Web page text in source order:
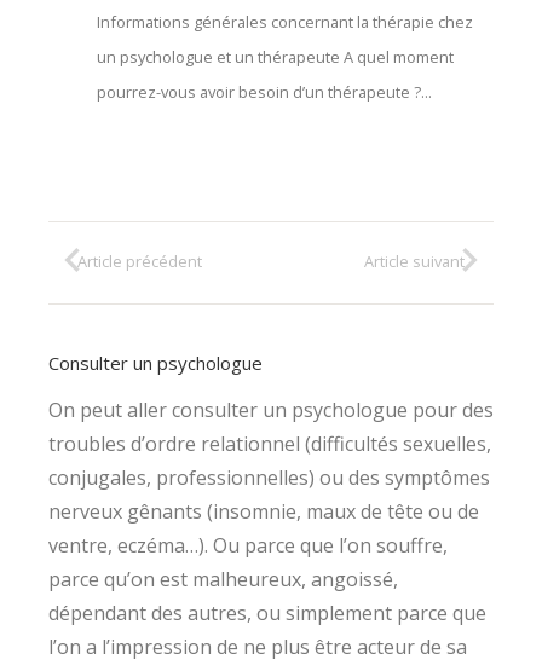
Informations générales concernant la thérapie chez
un psychologue et un thérapeute A quel moment
pourrez-vous avoir besoin d’un thérapeute ?...
Article précédent Article suivant
Consulter un psychologue
On peut aller consulter un psychologue pour des
troubles d’ordre relationnel (difficultés sexuelles,
conjugales, professionnelles) ou des symptômes
nerveux gênants (insomnie, maux de tête ou de
ventre, eczéma…). Ou parce que l’on souffre,
parce qu’on est malheureux, angoissé,
dépendant des autres, ou simplement parce que
l’on a l’impression de ne plus être acteur de sa